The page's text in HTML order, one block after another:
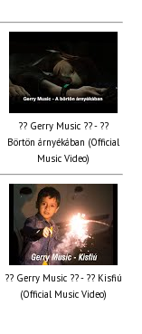
?? Gerry Music ?? - ??
Börtön árnyékában (Official
Music Video)
?? Gerry Music ?? - ?? Kisfiú
(Official Music Video)